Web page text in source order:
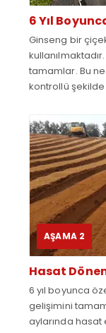
6 Yıl
Ginseng bir
tamamlar. Bu
kontrollü
AŞAMA 2
Hasat
6 yıl boyunca
gelişimini
aylarında